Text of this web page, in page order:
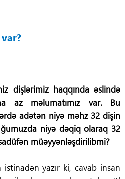
dişlərimiz haqqında əslində
az məlumatımız var. Bu
adətən niyə məhz 32 dişin
niyə dəqiq olaraq 32
müəyyənləşdirilibmi?
yazır ki, cavab insan